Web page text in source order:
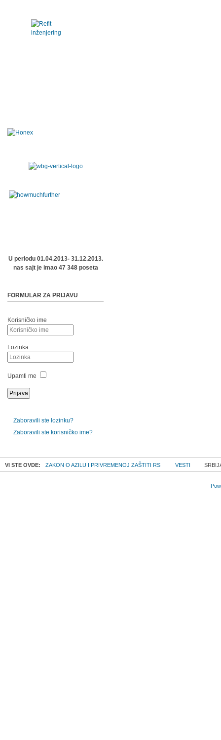
U periodu 01.04.2013- 31.12.2013.
nas sajt je imao 47 348 poseta
FORMULAR ZA PRIJAVU
Korisničko ime
Lozinka
Upamti me
Zaboravili ste lozinku?
Zaboravili ste korisničko ime?
VI STE OVDE: ZAKON O AZILU I PRIVREMENOJ ZAŠTITI RS VESTI